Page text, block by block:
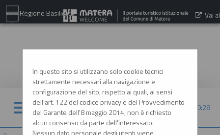
Regione Basilicata Vai al
09/08/2026 10:28
In questo sito si utilizzano solo cookie tecnici
strettamente necessari alla navigazione e
configurazione del sito, rispetto ai quali, ai sensi
dell'art. 122 del codice privacy e del Provvedimento
del Garante dell'8 maggio 2014, non è richiesto
alcun consenso da parte dell'interessato.
Nessun dato personale degli utenti viene